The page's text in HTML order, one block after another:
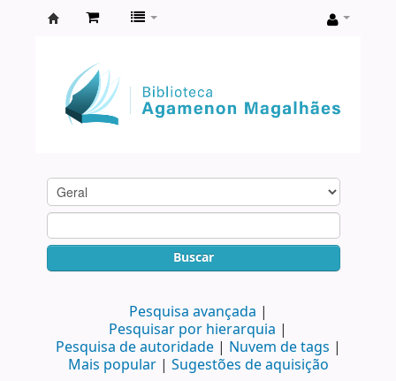
Agamenon
Magalhães
Buscar
Pesquisa avançada
Pesquisar por hierarquia
Pesquisa de autoridade
Nuvem de tags
Mais popular
Sugestões de aquisição